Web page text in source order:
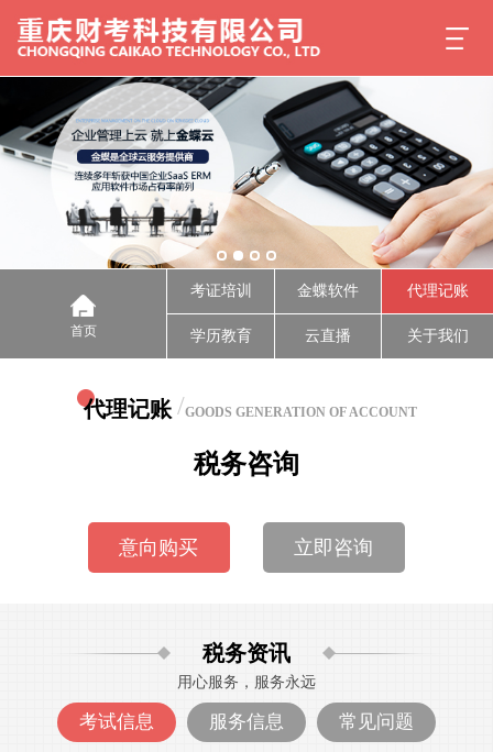
首页
考证培训 金蝶软件 代理记账
学历教育 云直播 关于我们
代理记账 /GOODS GENERATION OF ACCOUNT
税务咨询
意向购买 立即咨询
税务资讯
用心服务，服务永远
考试信息 服务信息 常见问题